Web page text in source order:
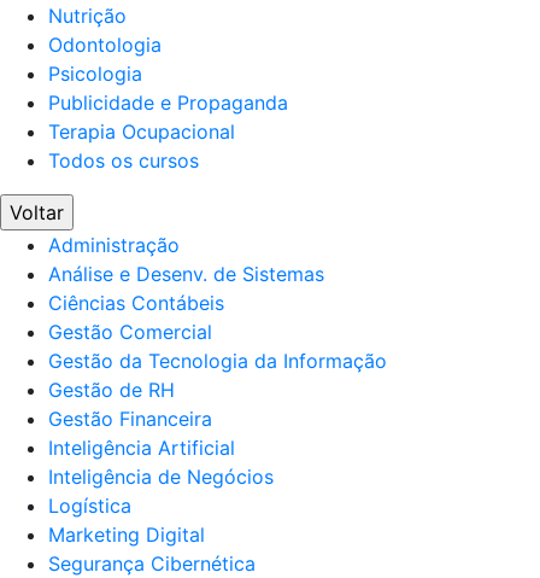
Nutrição
Odontologia
Psicologia
Publicidade e Propaganda
Terapia Ocupacional
Todos os cursos
Voltar
Administração
Análise e Desenv. de Sistemas
Ciências Contábeis
Gestão Comercial
Gestão da Tecnologia da Informação
Gestão de RH
Gestão Financeira
Inteligência Artificial
Inteligência de Negócios
Logística
Marketing Digital
Segurança Cibernética